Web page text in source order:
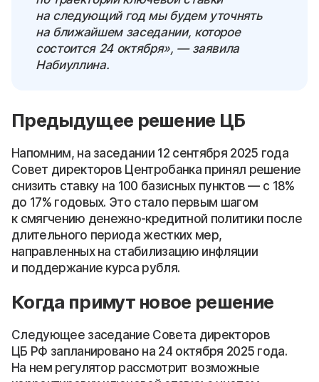
на следующий год мы будем уточнять
на ближайшем заседании, которое
состоится 24 октября», — заявила
Набиуллина.
Предыдущее решение ЦБ
Напомним, на заседании 12 сентября 2025 года
Совет директоров Центробанка принял решение
снизить ставку на 100 базисных пунктов — с 18%
до 17% годовых. Это стало первым шагом
к смягчению денежно-кредитной политики после
длительного периода жестких мер,
направленных на стабилизацию инфляции
и поддержание курса рубля.
Когда примут новое решение
Следующее заседание Совета директоров
ЦБ РФ запланировано на 24 октября 2025 года.
На нем регулятор рассмотрит возможные